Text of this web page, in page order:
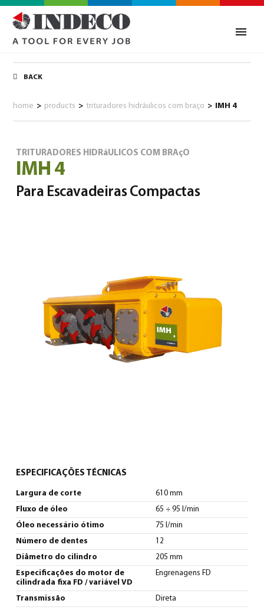
Português)
BACK
home > products > trituradores hidráulicos com braço > IMH 4
TRITURADORES HIDRáULICOS COM BRAçO
IMH 4
Para Escavadeiras Compactas
ESPECIFICAÇÕES TÉCNICAS
Largura de corte 610 mm
Fluxo de óleo 65 ÷ 95 l/min
Óleo necessário ótimo 75 l/min
Número de dentes 12
Diâmetro do cilindro 205 mm
Especificações do motor de
cilindrada fixa FD / variável VD
Engrenagens FD
Transmissão Direta